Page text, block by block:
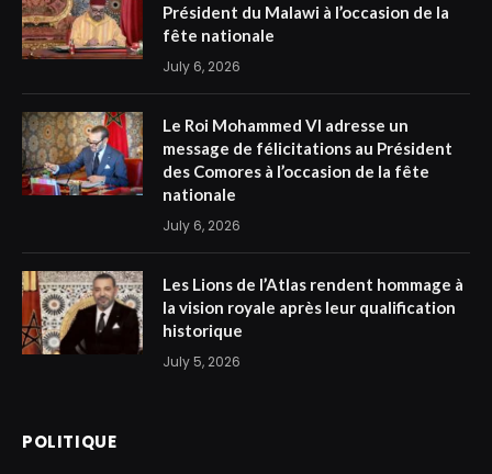
Président du Malawi à l’occasion de la
fête nationale
July 6, 2026
Le Roi Mohammed VI adresse un
message de félicitations au Président
des Comores à l’occasion de la fête
nationale
July 6, 2026
Les Lions de l’Atlas rendent hommage à
la vision royale après leur qualification
historique
July 5, 2026
POLITIQUE